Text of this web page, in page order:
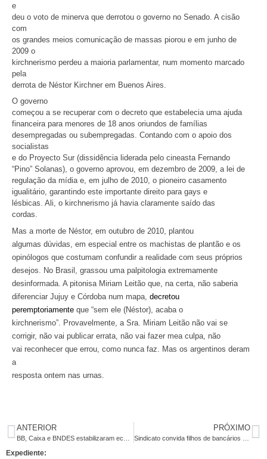
e
deu o voto de minerva que derrotou o governo no Senado. A cisão
com
os grandes meios comunicação de massas piorou e em junho de
2009 o
kirchnerismo perdeu a maioria parlamentar, num momento marcado
pela
derrota de Néstor Kirchner em Buenos Aires.
O governo
começou a se recuperar com o decreto que estabelecia uma ajuda
financeira para menores de 18 anos oriundos de famílias
desempregadas ou subempregadas. Contando com o apoio dos
socialistas
e do Proyecto Sur (dissidência liderada pelo cineasta Fernando
“Pino” Solanas), o governo aprovou, em dezembro de 2009, a lei de
regulação da mídia e, em julho de 2010, o pioneiro casamento
igualitário, garantindo este importante direito para gays e
lésbicas. Ali, o kirchnerismo já havia claramente saído das
cordas.
Mas a morte de Néstor, em outubro de 2010, plantou
algumas dúvidas, em especial entre os machistas de plantão e os
opinólogos que costumam confundir a realidade com seus próprios
desejos. No Brasil, grassou uma palpitologia extremamente
desinformada. A pitonisa Miriam Leitão que, na certa, não saberia
diferenciar Jujuy e Córdoba num mapa, decretou
peremptoriamente que “sem ele (Néstor), acaba o
kirchnerismo”. Provavelmente, a Sra. Miriam Leitão não vai se
corrigir, não vai publicar errata, não vai fazer mea culpa, não
vai reconhecer que errou, como nunca faz. Mas os argentinos deram
a
resposta ontem nas urnas.
ANTERIOR PRÓXIMO
Expediente: